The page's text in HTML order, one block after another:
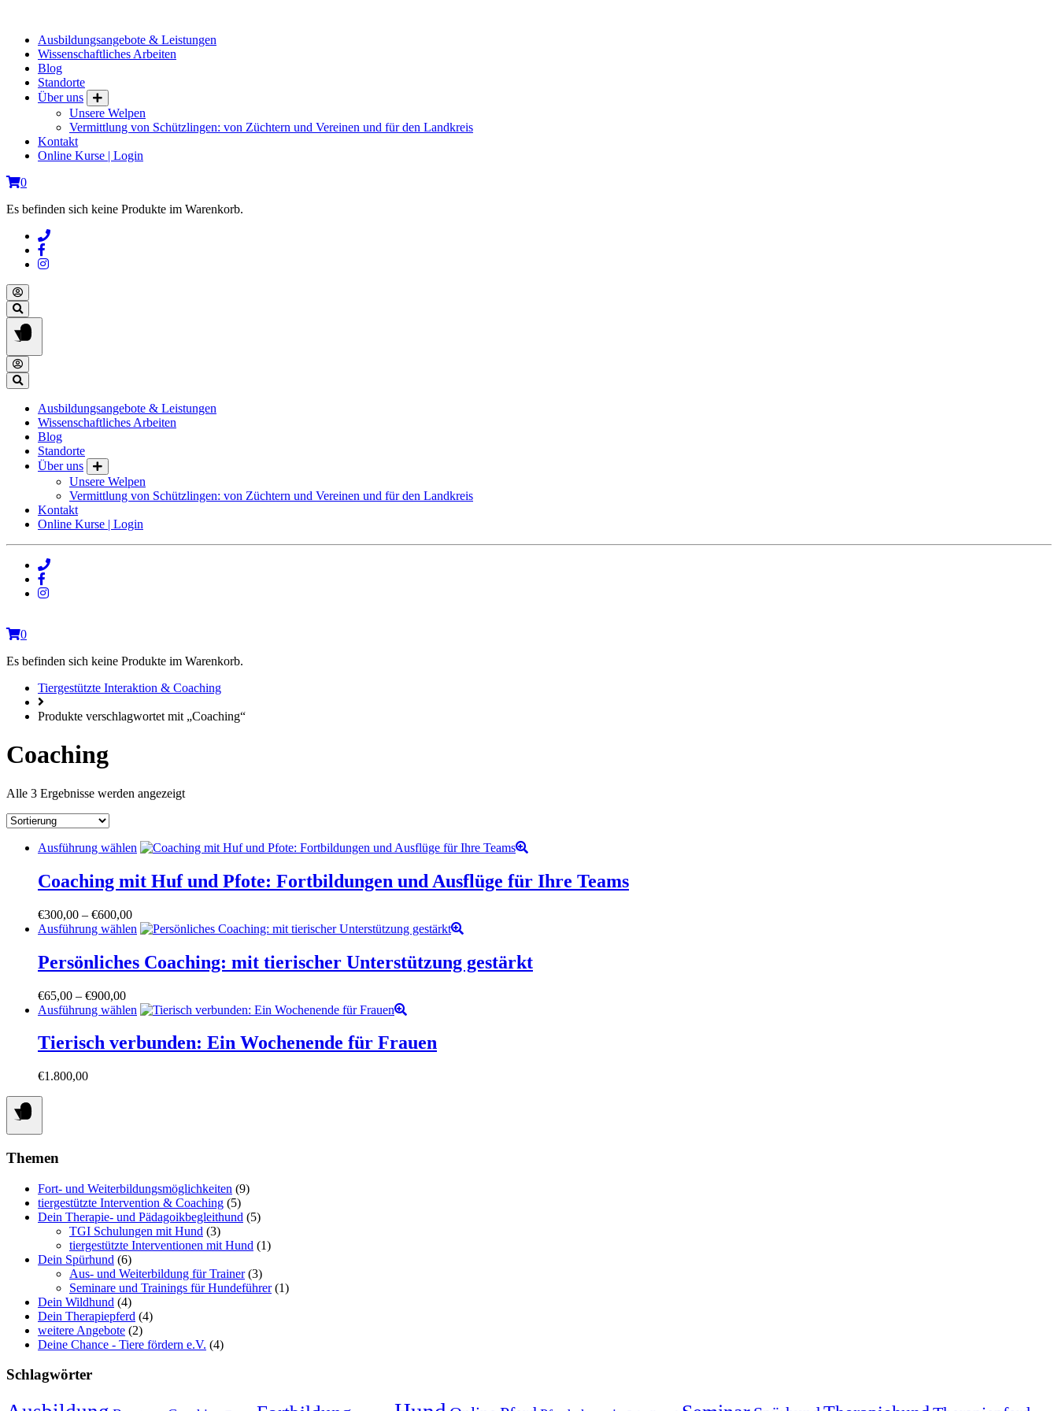
Inhalt
Ausbildungsangebote & Leistungen
Wissenschaftliches Arbeiten
Blog
Standorte
Über uns
Unsere Welpen
Vermittlung von Schützlingen: von Züchtern und Vereinen und für den Landkreis
Kontakt
Online Kurse | Login
0
Es befinden sich keine Produkte im Warenkorb.
Ausbildungsangebote & Leistungen
Wissenschaftliches Arbeiten
Blog
Standorte
Über uns
Unsere Welpen
Vermittlung von Schützlingen: von Züchtern und Vereinen und für den Landkreis
Kontakt
Online Kurse | Login
0
Es befinden sich keine Produkte im Warenkorb.
Tiergestützte Interaktion & Coaching
Produkte verschlagwortet mit „Coaching“
Coaching
Alle 3 Ergebnisse werden angezeigt
Ausführung wählen Dieses
weist
mehrere
Die
können
auf
Produktseite
gewählt
Coaching mit Huf und Pfote: Fortbildungen und Ausflüge für Ihre Teams
€300,00 – €600,00Preisspanne:
€300,00
€600,00
Ausführung wählen Dieses
weist
mehrere
Die
können
auf
Persönliches Coaching: mit tierischer Unterstützung gestärkt
€65,00 – €900,00Preisspanne:
€65,00
€900,00
Ausführung wählen Dieses
weist
mehrere
werden
Tierisch verbunden: Ein Wochenende für Frauen
€1.800,00
Themen
Fort- und Weiterbildungsmöglichkeiten (9)
tiergestützte Intervention & Coaching (5)
Dein Therapie- und Pädagoikbegleithund (5)
TGI Schulungen mit Hund (3)
tiergestützte Interventionen mit Hund (1)
Dein Spürhund (6)
Aus- und Weiterbildung für Trainer (3)
Seminare und Trainings für Hundeführer (1)
Dein Wildhund (4)
Dein Therapiepferd (4)
weitere Angebote (2)
Deine Chance - Tiere fördern e.V. (4)
Schlagwörter